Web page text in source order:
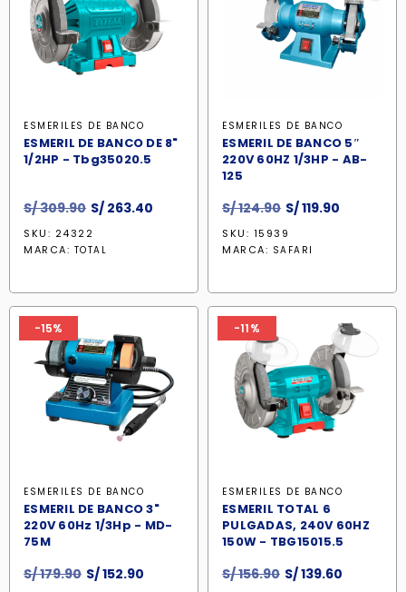
ESMERILES DE BANCO
ESMERIL DE BANCO DE 8"
1/2HP - Tbg35020.5
S/309.90 El
precio
original
S/ 263.40
SKU: 24322
MARCA: TOTAL
ESMERILES DE BANCO
ESMERIL DE BANCO 5″
220V 60HZ 1/3HP - AB-
125
S/124.90 El
precio
original
S/119.90
SKU: 15939
MARCA: SAFARI
-15%
ESMERILES DE BANCO
ESMERIL DE BANCO 3"
220V 60Hz 1/3Hp - MD-
75M
S/179.90 El
S/152.90
-11%
ESMERILES DE BANCO
ESMERIL TOTAL 6
PULGADAS, 240V 60HZ
150W - TBG15015.5
S/156.90 El
S/139.60